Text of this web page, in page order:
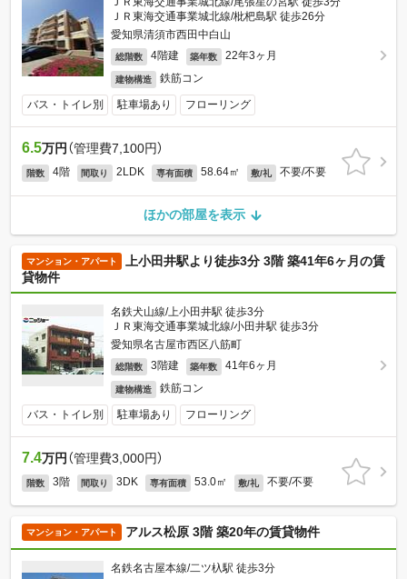
ＪＲ東海交通事業城北線/枇杷島駅 徒歩26分
愛知県清須市西田中白山
総階数 4階建 築年数 22年3ヶ月
建物構造 鉄筋コン
バス・トイレ別 駐車場あり フローリング
6.5万円 （管理費7,100円）
階数 4階 間取り 2LDK 専有面積 58.64㎡ 敷/礼 不要/不要
ほかの部屋を表示
マンション・アパート
上小田井駅より徒歩3分 3階 築41年6ヶ月の賃
貸物件
名鉄犬山線/上小田井駅 徒歩3分
ＪＲ東海交通事業城北線/小田井駅 徒歩3分
愛知県名古屋市西区八筋町
総階数 3階建 築年数 41年6ヶ月
建物構造 鉄筋コン
バス・トイレ別 駐車場あり フローリング
7.4万円 （管理費3,000円）
階数 3階 間取り 3DK 専有面積 53.0㎡ 敷/礼 不要/不要
マンション・アパート アルス松原 3階 築20年の賃貸物件
名鉄名古屋本線/二ツ杁駅 徒歩3分